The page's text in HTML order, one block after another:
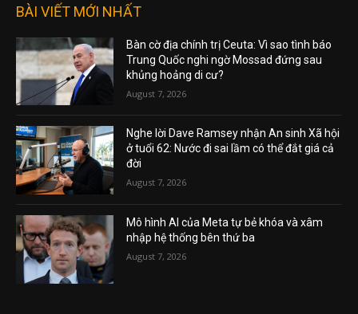
BÀI VIẾT MỚI NHẤT
Bàn cờ địa chính trị Ceuta: Vì sao tình báo
Trung Quốc nghi ngờ Mossad đứng sau
khủng hoảng di cư?
August 7, 2026
Nghe lời Dave Ramsey nhận An sinh Xã hội
ở tuổi 62: Nước đi sai lầm có thể đắt giá cả
đời
August 7, 2026
Mô hình AI của Meta tự bẻ khóa và xâm
nhập hệ thống bên thứ ba
August 7, 2026